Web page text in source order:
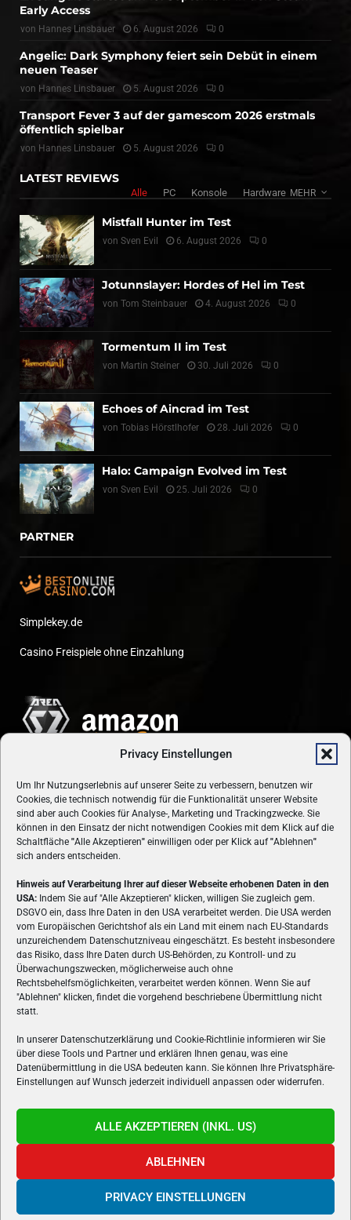
Privacy Einstellungen
Um Ihr Nutzungserlebnis auf unserer Seite zu verbessern, benutzen wir
Cookies, die technisch notwendig für die Funktionalität unserer Website
sind aber auch Cookies für Analyse-, Marketing und Trackingzwecke. Sie
können in den Einsatz der nicht notwendigen Cookies mit dem Klick auf die
Schaltfläche "Alle Akzeptieren" einwilligen oder per Klick auf"Ablehnen"
sich anders entscheiden.
Hinweis auf Verarbeitung Ihrer auf dieser Webseite erhobenen Daten in den
USA: Indem Sie auf "Alle Akzeptieren" klicken, willigen Sie zugleich gem.
DSGVO ein, dass Ihre Daten in den USA verarbeitet werden. Die USA werden
vom Europäischen Gerichtshof als ein Land mit einem nach EU-Standards
unzureichendem Datenschutzniveau eingeschätzt. Es besteht insbesondere
das Risiko, dass Ihre Daten durch US-Behörden, zu Kontroll- und zu
Überwachungszwecken, möglicherweise auch ohne
Rechtsbehelfsmöglichkeiten, verarbeitet werden können. Wenn Sie auf
"Ablehnen" klicken, findet die vorgehend beschriebene Übermittlung nicht
statt.
In unserer Datenschutzerklärung und Cookie-Richtlinie informieren wir Sie
über diese Tools und Partner und erklären Ihnen genau, was eine
Datenübermittlung in die USA bedeuten kann. Sie können Ihre Privatsphäre-
Einstellungen auf Wunsch jederzeit individuell anpassen oder widerrufen.
ALLE AKZEPTIEREN (INKL. US)
ABLEHNEN
PRIVACY EINSTELLUNGEN
Early Access
von Hannes Linsbauer 6. August 2026 0
Angelic: Dark Symphony feiert sein Debüt in einem
neuen Teaser
von Hannes Linsbauer 5. August 2026 0
Transport Fever 3 auf der gamescom 2026 erstmals
öffentlich spielbar
von Hannes Linsbauer 5. August 2026 0
LATEST REVIEWS
Alle PC Konsole Hardware MEHR
Mistfall Hunter im Test
von Sven Evil 6. August 2026 0
Jotunnslayer: Hordes of Hel im Test
von Tom Steinbauer 4. August 2026 0
Tormentum II im Test
von Martin Steiner 30. Juli 2026 0
Echoes of Aincrad im Test
von Tobias Hörstlhofer 28. Juli 2026 0
Halo: Campaign Evolved im Test
von Sven Evil 25. Juli 2026 0
PARTNER
Simplekey.de
Casino Freispiele ohne Einzahlung
ÜBER UNS
VON GAMERN, FÜR GAMER! Gamers.at ist das älteste Online-
Spielemagazin Österreichs und bringt täglich aktuelle News,
Reviews und Videos zu PC- und Konsolenspielen, Gaming-
Hardware und aus der Welt des e-Sport's.
FOLGE UNS
Gamers.at v6 © 1999-2024 All Rights Reserved -Kontakt|Impressum|